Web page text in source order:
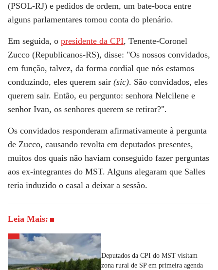
(PSOL-RJ) e pedidos de ordem, um bate-boca entre
alguns parlamentares tomou conta do plenário.
Em seguida, o presidente da CPI, Tenente-Coronel
Zucco (Republicanos-RS), disse: "Os nossos convidados,
em função, talvez, da forma cordial que nós estamos
conduzindo, eles querem sair (sic). São convidados, eles
querem sair. Então, eu pergunto: senhora Nelcilene e
senhor Ivan, os senhores querem se retirar?".
Os convidados responderam afirmativamente à pergunta
de Zucco, causando revolta em deputados presentes,
muitos dos quais não haviam conseguido fazer perguntas
aos ex-integrantes do MST. Alguns alegaram que Salles
teria induzido o casal a deixar a sessão.
Leia Mais:
Deputados da CPI do MST visitam
zona rural de SP em primeira agenda